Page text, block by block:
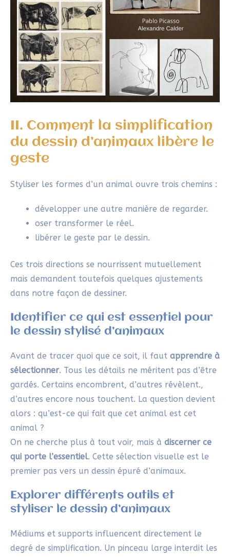
II. Comment la simplification
du dessin d’animaux libère le
geste
Styliser les formes d’un animal ouvre trois chemins :
développer une autre manière de regarder.
oser transformer le réel.
libérer le geste par le dessin.
Ces trois directions se nourrissent mutuellement
mais demandent toutefois quelques ajustements
dans notre façon de dessiner.
Identifier ce qui est essentiel pour
le dessin stylisé d’animaux
Avant de tracer quoi que ce soit, il faut apprendre à
sélectionner. Tous les détails ne méritent pas d’être
gardés. Certains encombrent, d’autres révèlent.,
d’autres encore nous touchent. La question devient
alors : qu’est-ce qui fait que cet animal est cet
animal ?
On ne cherche plus à tout voir, mais à discerner ce
qui porte l’essentiel. Cette sélection visuelle est le
premier pas vers un dessin épuré d’animaux.
Explorer différents outils et
styliser le dessin d’animaux
Médiums et supports influencent directement le
degré de simplification. Un pinceau large interdit les